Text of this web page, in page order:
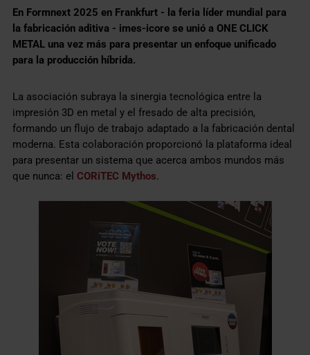
En Formnext 2025 en Frankfurt - la feria líder mundial para
la fabricación aditiva - imes-icore se unió a ONE CLICK
METAL una vez más para presentar un enfoque unificado
para la producción híbrida.
La asociación subraya la sinergia tecnológica entre la
impresión 3D en metal y el fresado de alta precisión,
formando un flujo de trabajo adaptado a la fabricación dental
moderna. Esta colaboración proporcionó la plataforma ideal
para presentar un sistema que acerca ambos mundos más
que nunca: el CORiTEC Mythos.